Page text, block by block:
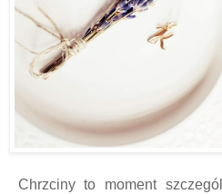
Chrzciny to moment